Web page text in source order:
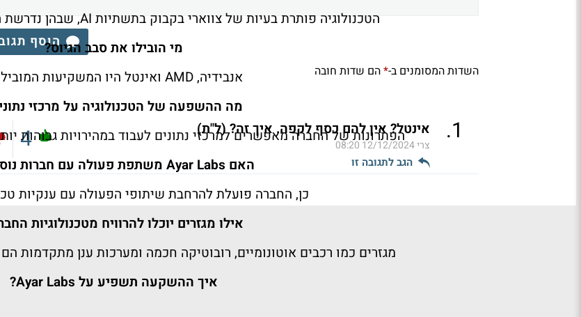
הטכנולוגיה פותרת בעיות של צווארי בקבוק בתשתיות AI, שבהן נדרשת העברת נתונים מהירה ויעילה.
מי הובילו את סבב הגיוס?
אנבידיה, AMD ואינטל היו המשקיעות המובילות.
מה ההשפעה של הטכנולוגיה על מרכזי
הפתרונות של החברה מאפשרים למרכזי נתונים לעבוד במהירויות גבוהות
האם Ayar Labs משתפת פעולה עם חברות נוספות?
כן, החברה פועלת להרחבת שיתופי הפעולה עם ענקיות
אילו מגזרים יוכלו להרוויח מטכנולוגיות
מגזרים כמו רכבים אוטונומיים, רובוטיקה חכמה ומערכות ענן מתקדמות
איך ההשקעה תשפיע על Ayar Labs?
הוסף
השדות המסומנים ב-*הם שדות חובה
1
. אינטל? אין להם כסף לקפה. איך זה? (ל"ת)
צרי12/12/2024 08:20
הגב לתגובה זו
4